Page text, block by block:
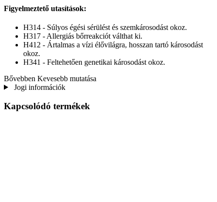
Figyelmeztető utasítások:
H314 - Súlyos égési sérülést és szemkárosodást okoz.
H317 - Allergiás bőrreakciót válthat ki.
H412 - Ártalmas a vízi élővilágra, hosszan tartó károsodást
okoz.
H341 - Feltehetően genetikai károsodást okoz.
Bővebben Kevesebb mutatása
Jogi információk
Kapcsolódó termékek